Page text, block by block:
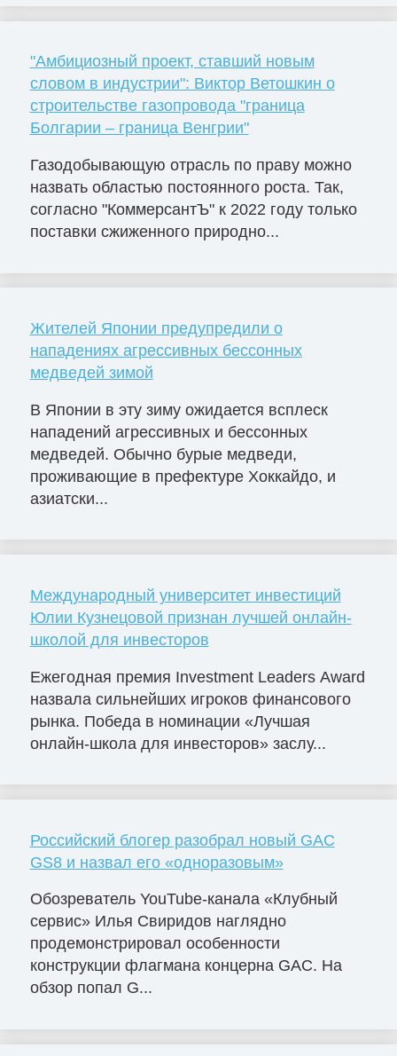
"Амбициозный проект, ставший новым
словом в индустрии": Виктор Ветошкин о
строительстве газопровода "граница
Болгарии – граница Венгрии"
Газодобывающую отрасль по праву можно
назвать областью постоянного роста. Так,
согласно "КоммерсантЪ" к 2022 году только
поставки сжиженного природно...
Жителей Японии предупредили о
нападениях агрессивных бессонных
медведей зимой
В Японии в эту зиму ожидается всплеск
нападений агрессивных и бессонных
медведей. Обычно бурые медведи,
проживающие в префектуре Хоккайдо, и
азиатски...
Международный университет инвестиций
Юлии Кузнецовой признан лучшей онлайн-
школой для инвесторов
Ежегодная премия Investment Leaders Award
назвала сильнейших игроков финансового
рынка. Победа в номинации «Лучшая
онлайн-школа для инвесторов» заслу...
Российский блогер разобрал новый GAC
GS8 и назвал его «одноразовым»
Обозреватель YouTube-канала «Клубный
сервис» Илья Свиридов наглядно
продемонстрировал особенности
конструкции флагмана концерна GAC. На
обзор попал G...